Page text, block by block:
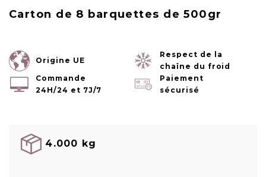
Carton de 8 barquettes de 500gr
Origine UE
Respect de la
chaîne du froid
Commande
24H/24 et 7J/7
Paiement
sécurisé
4.000 kg